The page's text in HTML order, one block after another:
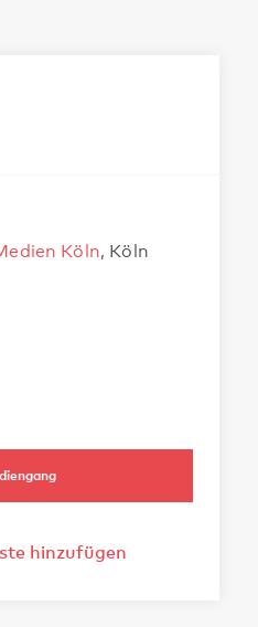
Köln, Köln
hinzufügen